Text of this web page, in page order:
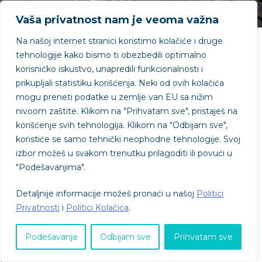
Vaša privatnost nam je veoma važna
Na našoj internet stranici koristimo kolačiće i druge
tehnologije kako bismo ti obezbedili optimalno
korisničko iskustvo, unapredili funkcionalnosti i
prikupljali statistiku korišćenja. Neki od ovih kolačića
mogu preneti podatke u zemlje van EU sa nižim
nivoom zaštite. Klikom na "Prihvatam sve", pristaješ na
korišćenje svih tehnologija. Klikom na "Odbijam sve",
koristiće se samo tehnički neophodne tehnologije. Svoj
izbor možeš u svakom trenutku prilagoditi ili povući u
"Podešavanjima".
Detaljnije informacije možeš pronaći u našoj Politici
Privatnosti i Politici Kolačića.
Podešavanja Odbijam sve Prihvatam sve
Autor: Jasmina Miladinović
Upravo zbog ovog projekta imam priliku da i sada
budem okružena mlađima od sebe, pa se kroz njihove
priče i primere lako prisećam sebe iz srednjoškolskog
perioda, te otuda i ideja o čemu bih pisala.
Dakle, prisećajući se sebe, svog načina razmišljanja u
tom periodu, sa ove tačke gledišta mogu da primetim
bila svesna tada. Želela bih da ukažem na jednu jako
značajnu stvar za koju verujem da može doprineti
Ističem daljubav i briga o sebi i svojim potrebama